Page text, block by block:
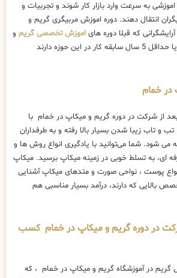
به سرعت وارد بازار کار شوند و تجربیات و
انتقال دهند. دوره اموزش مربیگری گریم و
که قبلا دوره های اموزش تخصصی گریم و
تکمیلی را گذرانده اند و یا حداقل 5 سال سابقه کار در این حوزه دارند
در خمام
بعد از شرکت در دوره گریم و میکاپ در خمام با
تب و تاب زیبا شدن بسیار بالا رفته و به طرفداران
می شود. شما می‌توانید با یادگیری انواع روش ها و
ای، به تسلط خوبی در زمینه میکاپ برسید. میکاپ
پوست ، نواحی صورت و متدهای میکاپ آشنایی
بالایی که دارند، درآمد بسیار مناسبی هم
در دوره گریم و میکاپ در خمام کسب
گریم در آموزشگاه گریم و میکاپ در خمام ، که